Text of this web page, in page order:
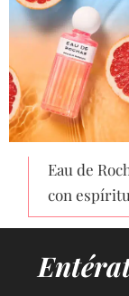
Eau de
con